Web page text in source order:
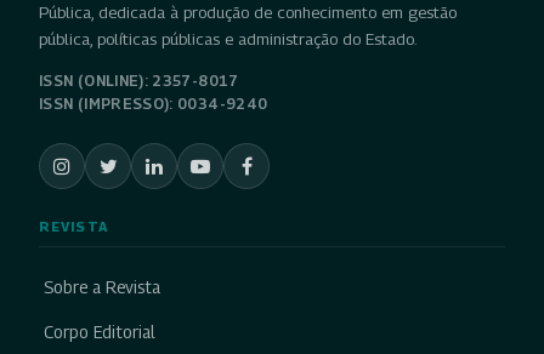
Pública, dedicada à produção de conhecimento em gestão
pública, políticas públicas e administração do Estado.
ISSN (ONLINE): 2357-8017
ISSN (IMPRESSO): 0034-9240
REVISTA
Sobre a Revista
Corpo Editorial